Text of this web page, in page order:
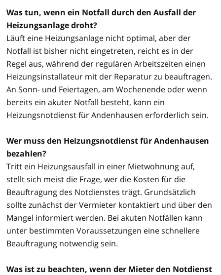
Was tun, wenn ein Notfall durch den Ausfall der
Heizungsanlage droht?
Läuft eine Heizungsanlage nicht optimal, aber der
Notfall ist bisher nicht eingetreten, reicht es in der
Regel aus, während der regulären Arbeitszeiten einen
Heizungsinstallateur mit der Reparatur zu beauftragen.
An Sonn- und Feiertagen, am Wochenende oder wenn
bereits ein akuter Notfall besteht, kann ein
Heizungsnotdienst für Andenhausen erforderlich sein.
Wer muss den Heizungsnotdienst für Andenhausen
bezahlen?
Tritt ein Heizungsausfall in einer Mietwohnung auf,
stellt sich meist die Frage, wer die Kosten für die
Beauftragung des Notdienstes trägt. Grundsätzlich
sollte zunächst der Vermieter kontaktiert und über den
Mangel informiert werden. Bei akuten Notfällen kann
unter bestimmten Voraussetzungen eine schnellere
Beauftragung notwendig sein.
Was ist zu beachten, wenn der Mieter den Notdienst